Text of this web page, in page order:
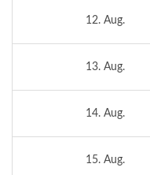
12. Aug.
13. Aug.
14. Aug.
15. Aug.